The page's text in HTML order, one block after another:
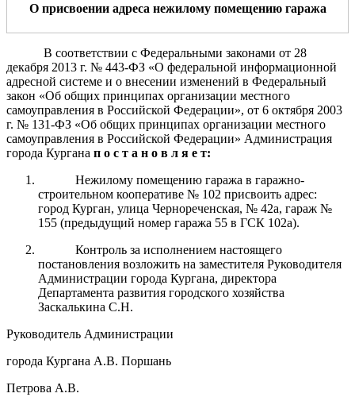
О присвоении адреса нежилому помещению гаража
В соответствии с Федеральными законами от 28
декабря 2013 г. № 443-ФЗ «О федеральной информационной
адресной системе и о внесении изменений в Федеральный
закон «Об общих принципах организации местного
самоуправления в Российской Федерации», от 6 октября 2003
г. № 131-ФЗ «Об общих принципах организации местного
самоуправления в Российской Федерации» Администрация
города Кургана п о с т а н о в л я е т:
Нежилому помещению гаража в гаражно-
строительном кооперативе № 102 присвоить адрес:
город Курган, улица Чернореченская, № 42а, гараж №
155 (предыдущий номер гаража 55 в ГСК 102а).
Контроль за исполнением настоящего
постановления возложить на заместителя Руководителя
Администрации города Кургана, директора
Департамента развития городского хозяйства
Заскалькина С.Н.
Руководитель Администрации
города Кургана А.В. Поршань
Петрова А.В.